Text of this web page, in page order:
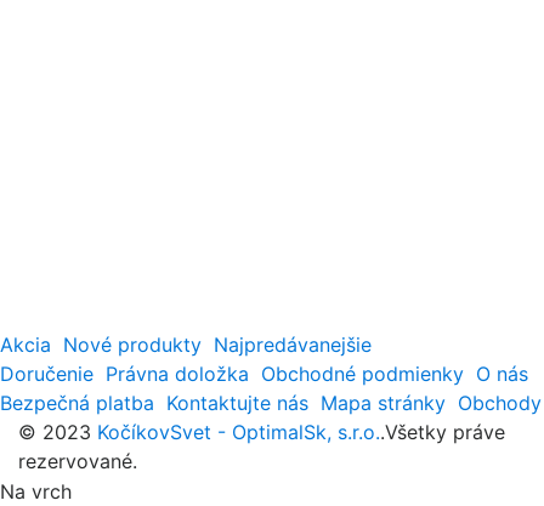
Akcia Nové produkty Najpredávanejšie
Doručenie Právna doložka Obchodné podmienky O nás
Bezpečná platba Kontaktujte nás Mapa stránky Obchody
© 2023 KočíkovSvet - OptimalSk, s.r.o..Všetky práve
rezervované.
Na vrch